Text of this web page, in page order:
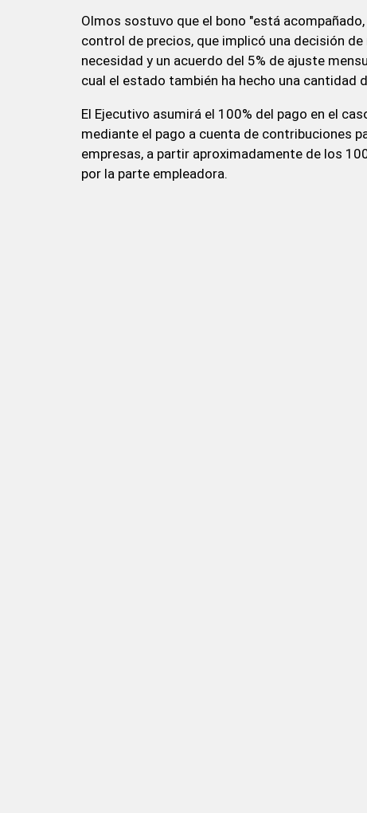
Olmos sostuvo que el bono "está
control de precios, que implicó una decisión
necesidad y un acuerdo del 5% de ajuste
cual el estado también ha hecho una
El Ejecutivo asumirá el 100% del pago en el
mediante el pago a cuenta de contribuciones
empresas, a partir aproximadamente de los
por la parte empleadora.